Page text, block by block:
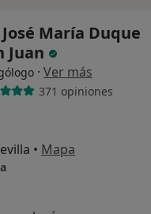
José María Duque
Juan
· Ver más
371 opiniones
• Mapa